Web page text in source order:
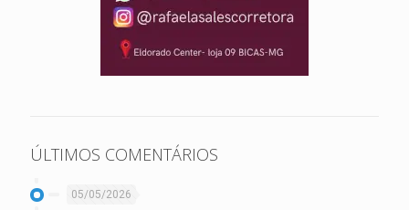
ÚLTIMOS COMENTÁRIOS
05/05/2026